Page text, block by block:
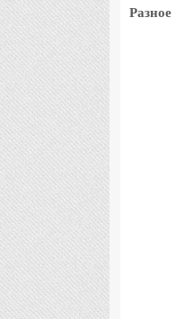
Разное